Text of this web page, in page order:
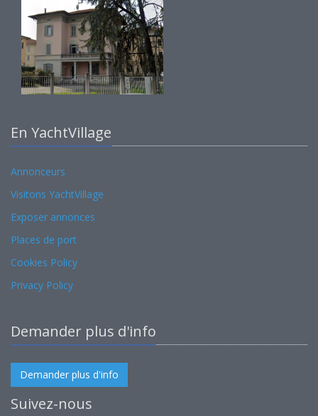
En YachtVillage
Annonceurs
Visitons YachtVillage
Exposer annonces
Places de port
Cookies Policy
Privacy Policy
Demander plus d'info
Demander plus d'info
Suivez-nous